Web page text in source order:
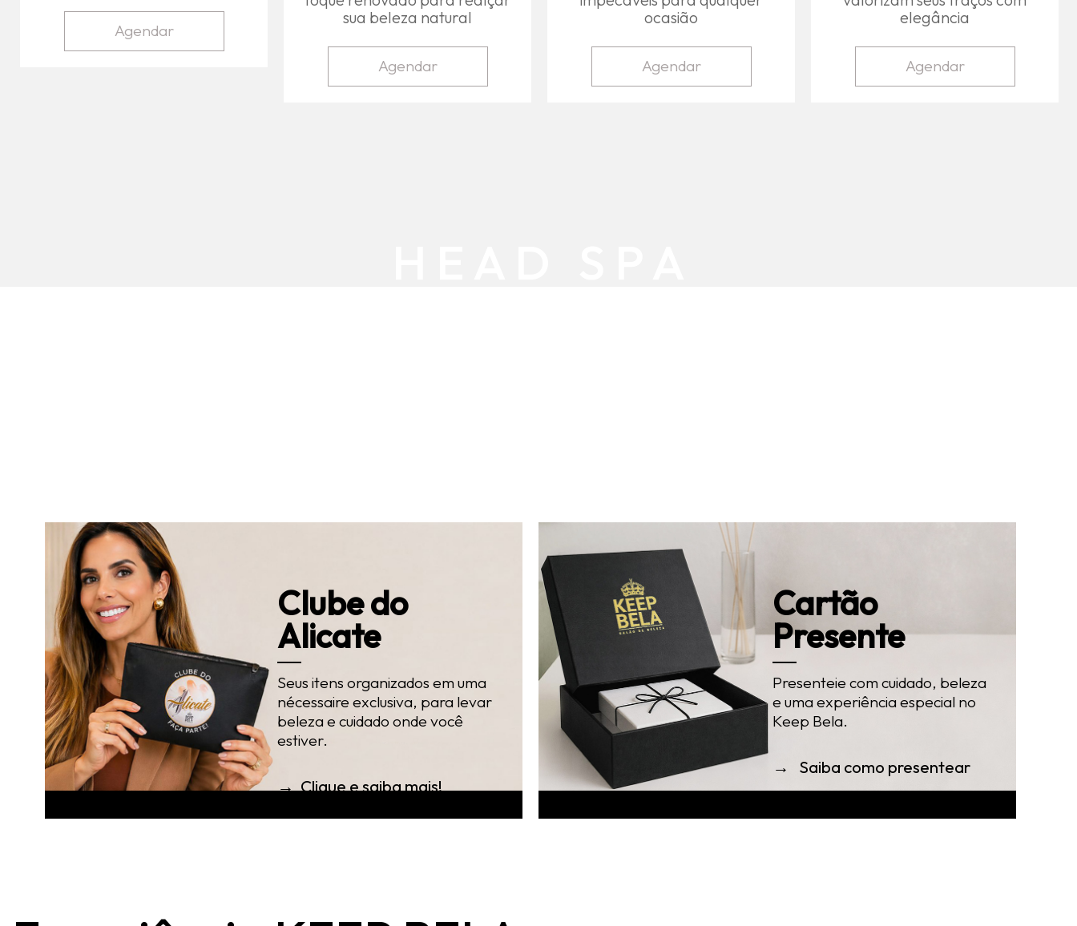
Agendar
sua beleza natural
Agendar
ocasião
Agendar
elegância
Agendar
Clube do
Alicate
Seus itens organizados em uma
nécessaire exclusiva, para levar
beleza e cuidado onde você
estiver.
→ Clique e saiba mais!
Cartão
Presente
Presenteie com cuidado, beleza
e uma experiência especial no
Keep Bela.
→ Saiba como presentear